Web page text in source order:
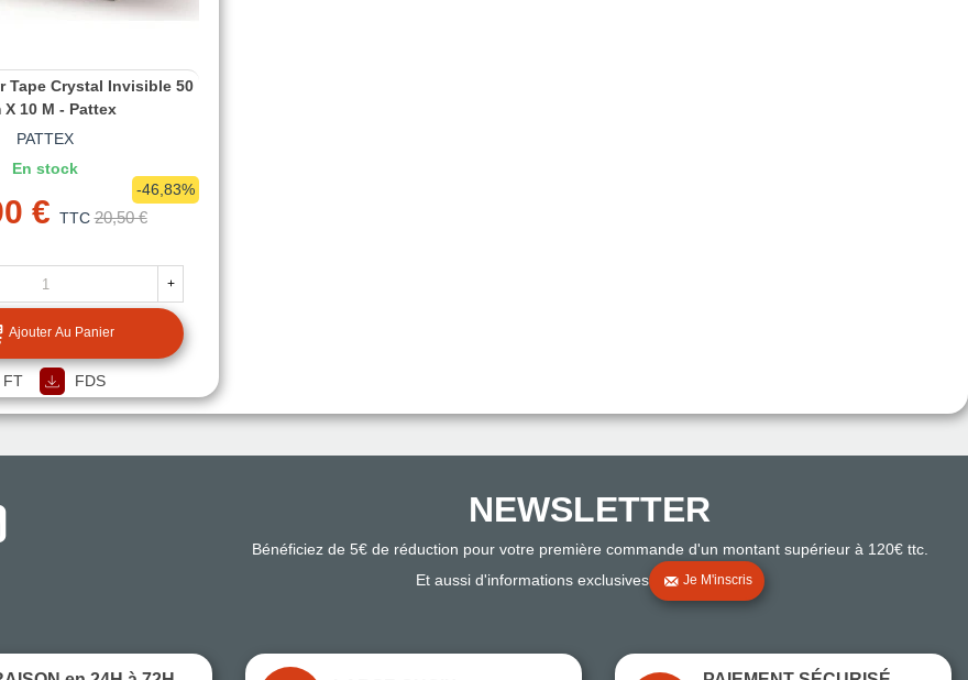
Tape Crystal Invisible 50
X 10 M - Pattex
PATTEX
En stock
€ TTC 20,50 €
-46,83%
+
Ajouter Au Panier
FT FDS
NEWSLETTER
Bénéficiez de 5€ de réduction pour votre première commande d'un montant supérieur à 120€ ttc.
Et aussi d'informations exclusives
Je M'inscris